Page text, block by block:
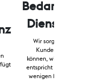
Wir sorgen dafür, dass
Kunden Geld so
können, wie es ihren
entspricht – für die
wenigen Minuten